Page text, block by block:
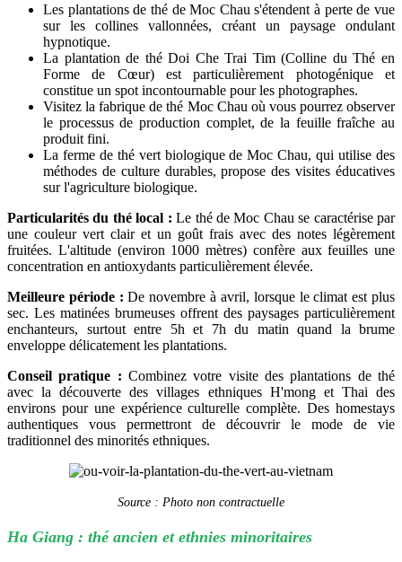
Les plantations de thé de Moc Chau s'étendent à perte de vue
sur les collines vallonnées, créant un paysage ondulant
hypnotique.
La plantation de thé Doi Che Trai Tim (Colline du Thé en
Forme de Cœur) est particulièrement photogénique et
constitue un spot incontournable pour les photographes.
Visitez la fabrique de thé Moc Chau où vous pourrez observer
le processus de production complet, de la feuille fraîche au
produit fini.
La ferme de thé vert biologique de Moc Chau, qui utilise des
méthodes de culture durables, propose des visites éducatives
sur l'agriculture biologique.
Particularités du thé local : Le thé de Moc Chau se caractérise par
une couleur vert clair et un goût frais avec des notes légèrement
fruitées. L'altitude (environ 1000 mètres) confère aux feuilles une
concentration en antioxydants particulièrement élevée.
Meilleure période : De novembre à avril, lorsque le climat est plus
sec. Les matinées brumeuses offrent des paysages particulièrement
enchanteurs, surtout entre 5h et 7h du matin quand la brume
enveloppe délicatement les plantations.
Conseil pratique : Combinez votre visite des plantations de thé
avec la découverte des villages ethniques H'mong et Thai des
environs pour une expérience culturelle complète. Des homestays
authentiques vous permettront de découvrir le mode de vie
traditionnel des minorités ethniques.
Source : Photo non contractuelle
Ha Giang : thé ancien et ethnies minoritaires